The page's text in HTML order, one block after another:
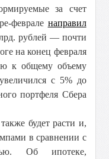
за счет
феврале направил
рублей — почти
на конец февраля
к общему объему
с 5% до
портфеля Сбера
будет расти и,
в сравнении с
Об ипотеке,